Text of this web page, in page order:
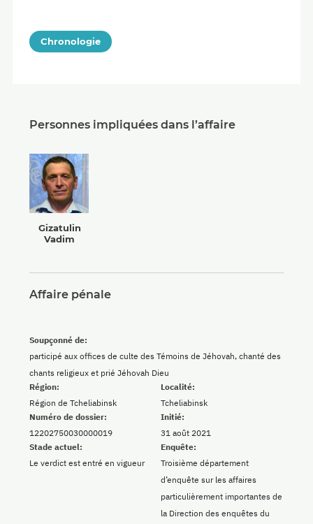
Chronologie
Personnes impliquées dans l’affaire
Gizatulin
Vadim
Affaire pénale
Région:
Région de Tcheliabinsk
Localité:
Tcheliabinsk
Soupçonné de:
participé aux offices de culte des Témoins de Jéhovah, chanté des
chants religieux et prié Jéhovah Dieu
Numéro de dossier:
12202750030000019
Initié:
31 août 2021
Stade actuel:
Le verdict est entré en vigueur
Enquête:
Troisième département
d’enquête sur les affaires
particulièrement importantes de
la Direction des enquêtes du